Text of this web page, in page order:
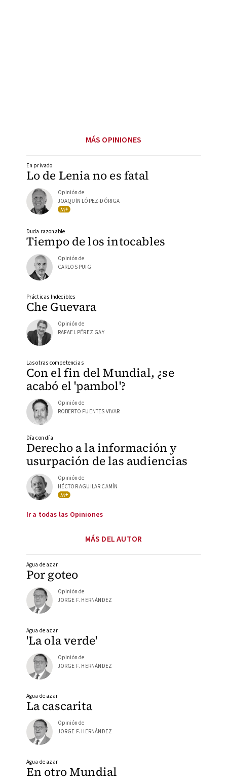
MÁS OPINIONES
Lo de Lenia no es fatal
En privado
Opinión de
JOAQUÍN LÓPEZ-DÓRIGA
Tiempo de los intocables
Duda razonable
Opinión de
CARLOS PUIG
Che Guevara
Prácticas Indecibles
Opinión de
RAFAEL PÉREZ GAY
Con el fin del Mundial, ¿se
acabó el 'pambol'?
Las otras competencias
Opinión de
ROBERTO FUENTES VIVAR
Derecho a la información y
usurpación de las audiencias
Día con día
Opinión de
HÉCTOR AGUILAR CAMÍN
Ir a todas las Opiniones
MÁS DEL AUTOR
Por goteo
Agua de azar
Opinión de
JORGE F. HERNÁNDEZ
'La ola verde'
Agua de azar
Opinión de
JORGE F. HERNÁNDEZ
La cascarita
Agua de azar
Opinión de
JORGE F. HERNÁNDEZ
En otro Mundial
Agua de azar